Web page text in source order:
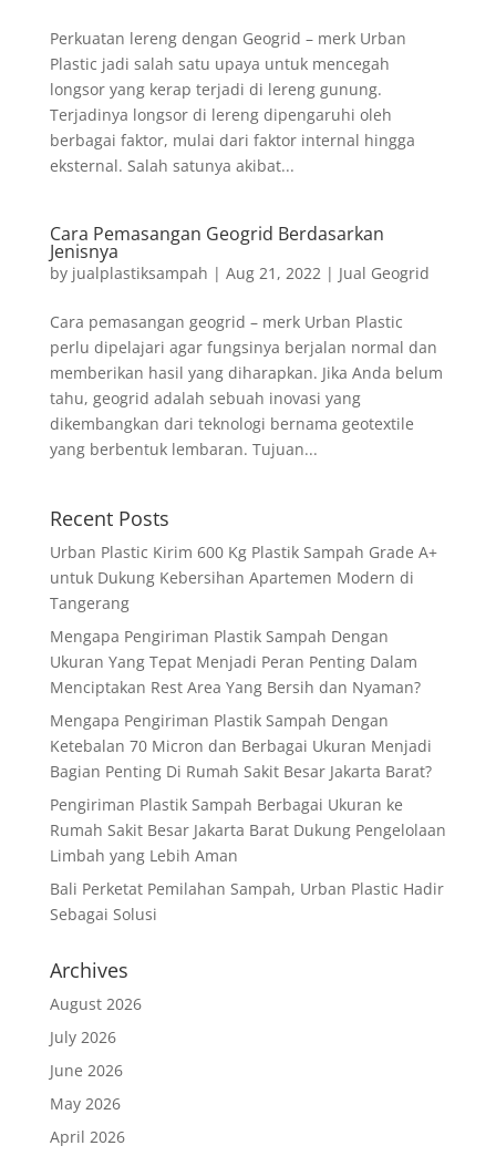
Perkuatan lereng dengan Geogrid – merk Urban
Plastic jadi salah satu upaya untuk mencegah
longsor yang kerap terjadi di lereng gunung.
Terjadinya longsor di lereng dipengaruhi oleh
berbagai faktor, mulai dari faktor internal hingga
eksternal. Salah satunya akibat...
Cara Pemasangan Geogrid Berdasarkan
Jenisnya
by jualplastiksampah | Aug 21, 2022| Jual Geogrid
Cara pemasangan geogrid – merk Urban Plastic
perlu dipelajari agar fungsinya berjalan normal dan
memberikan hasil yang diharapkan. Jika Anda belum
tahu, geogrid adalah sebuah inovasi yang
dikembangkan dari teknologi bernama geotextile
yang berbentuk lembaran. Tujuan...
Recent Posts
Urban Plastic Kirim 600 Kg Plastik Sampah Grade A+
untuk Dukung Kebersihan Apartemen Modern di
Tangerang
Mengapa Pengiriman Plastik Sampah Dengan
Ukuran Yang Tepat Menjadi Peran Penting Dalam
Menciptakan Rest Area Yang Bersih dan Nyaman?
Mengapa Pengiriman Plastik Sampah Dengan
Ketebalan 70 Micron dan Berbagai Ukuran Menjadi
Bagian Penting Di Rumah Sakit Besar Jakarta Barat?
Pengiriman Plastik Sampah Berbagai Ukuran ke
Rumah Sakit Besar Jakarta Barat Dukung Pengelolaan
Limbah yang Lebih Aman
Bali Perketat Pemilahan Sampah, Urban Plastic Hadir
Sebagai Solusi
Archives
August 2026
July 2026
June 2026
May 2026
April 2026